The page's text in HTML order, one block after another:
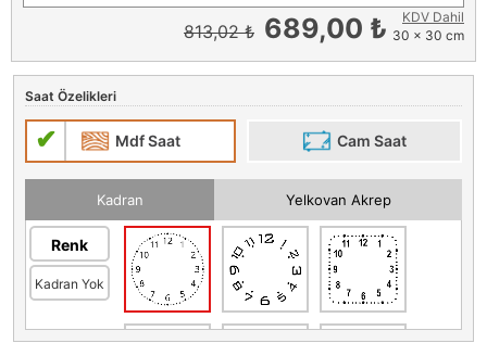
813,02 ₺ 689,00 ₺
KDV Dahil
30 x 30 cm
Saat Özelikleri
Mdf Saat Cam Saat
Kadran Yelkovan Akrep
Renk
Kadran Yok